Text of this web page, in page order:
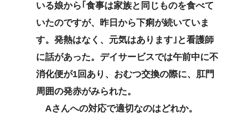
いる娘から｢食事は家族と同じものを食べて
いたのですが、昨日から下痢が続いていま
す。発熱はなく、元気はあります｣と看護師
に話があった。デイサービスでは午前中に不
消化便が1回あり、おむつ交換の際に、肛門
周囲の発赤がみられた。
Aさんへの対応で適切なのはどれか。